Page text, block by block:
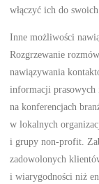
włączyć ich do
Inne możliwości
Rozgrzewanie
nawiązywania
informacji prasowych
na konferencjach
w lokalnych
i grupy non-profit.
zadowolonych
i wiarygodności niż